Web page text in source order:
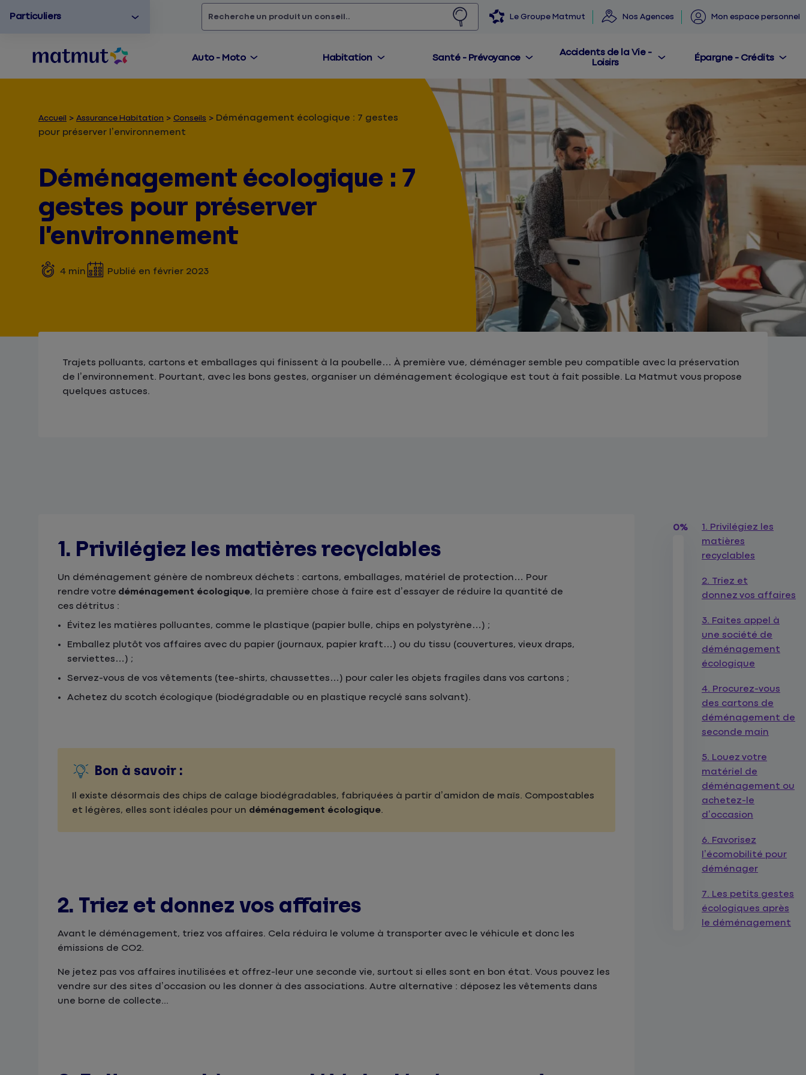
Particuliers Rechercherun produit,un conseil... Le Groupe Matmut Nos Agences Mon espace personnel
Auto - Moto Habitation Santé - Prévoyance
Accidents de la Vie -
Loisirs
Épargne - Crédits
Accueil Assurance Habitation Conseils
Déménagement écologique : 7 gestes
pour préserver l’environnement
Déménagement écologique : 7
gestes pour préserver
l’environnement
4 min Publié en février 2023
Trajets polluants, cartons et emballages qui finissent à la poubelle… À première vue, déménager semble peu compatible avec la préservation
de l’environnement. Pourtant, avec les bons gestes, organiser un déménagement écologique est tout à fait possible. La Matmut vous propose
quelques astuces.
0%
1. Privilégiez les
matières
recyclables
2. Triez et
donnez vos affaires
3. Faites appel à
une société de
déménagement
écologique
4. Procurez-vous
des cartons de
déménagement de
seconde main
5. Louez votre
matériel de
déménagement ou
achetez-le
d’occasion
6. Favorisez
l’écomobilité pour
déménager
7. Les petits gestes
écologiques après
le déménagement
1. Privilégiez les matières recyclables
Un déménagement génère de nombreux déchets : cartons, emballages, matériel de protection… Pour
rendre votre déménagement écologique, la première chose à faire est d’essayer de réduire la quantité de
ces détritus :
Évitez les matières polluantes, comme le plastique (papier bulle, chips en polystyrène…) ;
Emballez plutôt vos affaires avec du papier (journaux, papier kraft…) ou du tissu (couvertures, vieux draps,
serviettes…) ;
Servez-vous de vos vêtements (tee-shirts, chaussettes…) pour caler les objets fragiles dans vos cartons ;
Achetez du scotch écologique (biodégradable ou en plastique recyclé sans solvant).
Bon à savoir :
Il existe désormais des chips de calage biodégradables, fabriquées à partir d’amidon de maïs. Compostables
et légères, elles sont idéales pour un déménagement écologique.
2. Triez et donnez vos affaires
Avant le déménagement, triez vos affaires. Cela réduira le volume à transporter avec le véhicule et donc les
émissions de CO2.
Ne jetez pas vos affaires inutilisées et offrez-leur une seconde vie, surtout si elles sont en bon état. Vous pouvez les
vendre sur des sites d’occasion ou les donner à des associations. Autre alternative : déposez les vêtements dans
une borne de collecte...